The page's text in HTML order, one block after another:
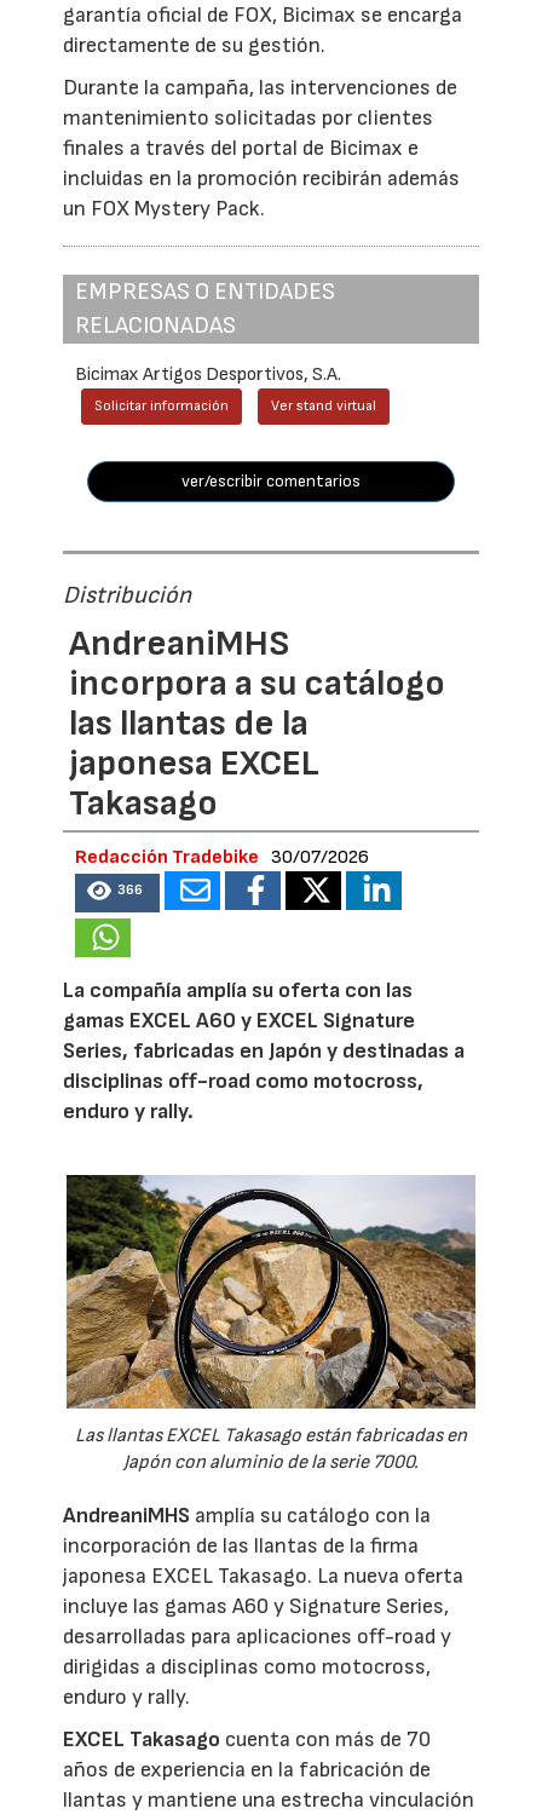
garantía oficial de FOX, Bicimax se encarga
directamente de su gestión.
Durante la campaña, las intervenciones de
mantenimiento solicitadas por clientes
finales a través del portal de Bicimax e
incluidas en la promoción recibirán además
un FOX Mystery Pack.
EMPRESAS O ENTIDADES
RELACIONADAS
Bicimax Artigos Desportivos, S.A.
Solicitar información Ver stand virtual
ver/escribir comentarios
Distribución
AndreaniMHS
incorpora a su catálogo
las llantas de la
japonesa EXCEL
Takasago
Redacción Tradebike 30/07/2026
366
La compañía amplía su oferta con las
gamas EXCEL A60 y EXCEL Signature
Series, fabricadas en Japón y destinadas a
disciplinas off-road como motocross,
enduro y rally.
Las llantas EXCEL Takasago están fabricadas en
Japón con aluminio de la serie 7000.
AndreaniMHS amplía su catálogo con la
incorporación de las llantas de la firma
japonesa EXCEL Takasago. La nueva oferta
incluye las gamas A60 y Signature Series,
desarrolladas para aplicaciones off-road y
dirigidas a disciplinas como motocross,
enduro y rally.
EXCEL Takasago cuenta con más de 70
años de experiencia en la fabricación de
llantas y mantiene una estrecha vinculación